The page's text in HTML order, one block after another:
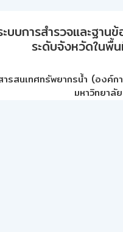
บบการสำรวจและฐา
ระดับจังหวัดในพื้
ารสนเทศทรัพยากรน้ำ (องค์ก
มหาวิทยาลั